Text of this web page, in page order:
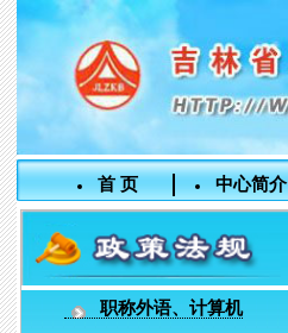
首 页 中心简介
职称外语、计算机